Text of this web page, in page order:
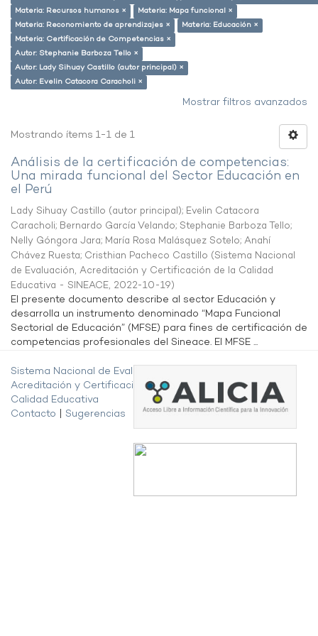
Materia: Recursos humanos ×
Materia: Mapa funcional ×
Materia: Reconomiento de aprendizajes ×
Materia: Educación ×
Materia: Certificación de Competencias ×
Autor: Stephanie Barboza Tello ×
Autor: Lady Sihuay Castillo (autor principal) ×
Autor: Evelin Catacora Caracholi ×
Mostrar filtros avanzados
Mostrando ítems 1-1 de 1
Análisis de la certificación de competencias:
Una mirada funcional del Sector Educación en
el Perú
Lady Sihuay Castillo (autor principal); Evelin Catacora
Caracholi; Bernardo García Velando; Stephanie Barboza Tello;
Nelly Góngora Jara; María Rosa Malásquez Sotelo; Anahí
Chávez Ruesta; Cristhian Pacheco Castillo (Sistema Nacional
de Evaluación, Acreditación y Certificación de la Calidad
Educativa - SINEACE, 2022-10-19)
El presente documento describe al sector Educación y
desarrolla un instrumento denominado “Mapa Funcional
Sectorial de Educación” (MFSE) para fines de certificación de
competencias profesionales del Sineace. El MFSE ...
Sistema Nacional de Evaluación,
Acreditación y Certificación de la
Calidad Educativa
Contacto
Sugerencias